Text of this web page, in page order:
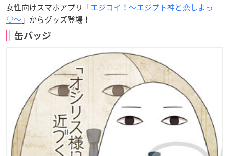
女性向けスマホアプリ「エジコイ！〜エジプト神と恋しよっ
♡〜」からグッズ登場！
缶バッジ